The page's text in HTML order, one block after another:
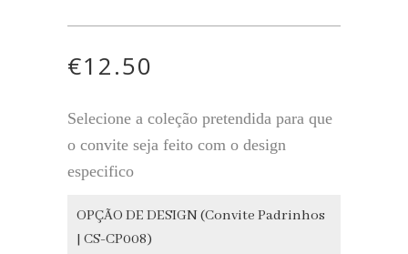
€12.50
Selecione a coleção pretendida para que
o convite seja feito com o design
especifico
OPÇÃO DE DESIGN (Convite Padrinhos
| CS-CP008)